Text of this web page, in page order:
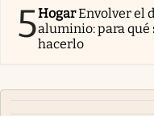
5HogarEnvolver el
aluminio: para
hacerlo